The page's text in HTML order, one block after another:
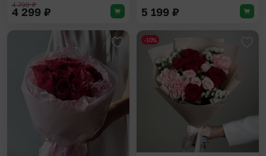
4 799₽
4 299 ₽ 5 199 ₽
Добавить в избранное
-10%